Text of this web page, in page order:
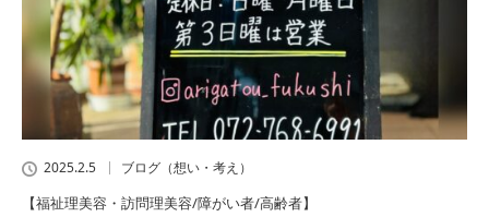
2025.2.5 ブログ（想い・考え）
【福祉理美容・訪問理美容/障がい者/高齢者】